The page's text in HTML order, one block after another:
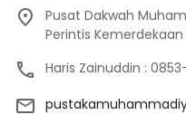
Pusat Dakwah
Perintis Kemerdekaan
Haris Zainuddin :